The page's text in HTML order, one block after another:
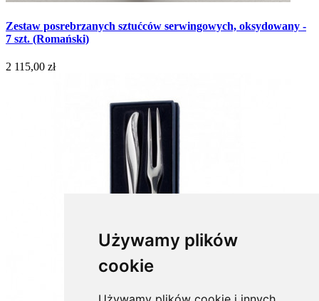
Używamy plików
cookie
Zestaw posrebrzanych sztućców serwingowych, oksydowany -
7 szt. (Romański)
2 115,00 zł